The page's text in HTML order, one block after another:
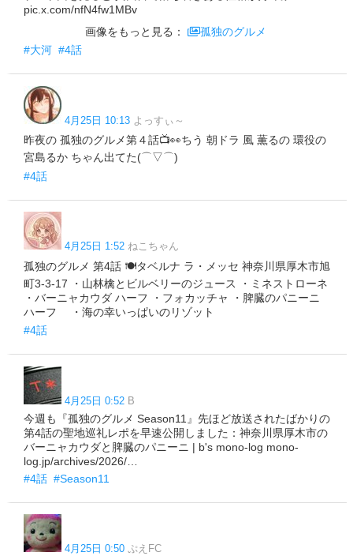
pic.x.com/nfN4fw1MBv
画像をもっと見る：
孤独のグルメ
#大河 #4話
4月25日 10:13 よっすぃ～
昨夜の 孤独のグルメ第４話📺👀ちう 朝ドラ 風 薫るの 環役の
宮島るか ちゃん出てた(⌒▽⌒)
#4話
4月25日 1:52 ねこちゃん
孤独のグルメ 第4話 🍽️タベルナ ラ・メッセ 神奈川県厚木市旭
町3-3-17 ・山林檎とビルベリーのジュース ・ミネストローネ
・バーニャカウダ ハーフ ・フォカッチャ ・脾臓のパニーニ
ハーフ ・海の幸いっぱいのリゾット
#4話
4月25日 0:52 B
今週も『孤独のグルメ Season11』先ほど放送されたばかりの
第4話の聖地巡礼レポを早速公開しました：神奈川県厚木市の
バーニャカウダと脾臓のパニーニ | b's mono-log mono-
log.jp/archives/2026/…
#4話 #Season11
4月25日 0:50 ぷえFC